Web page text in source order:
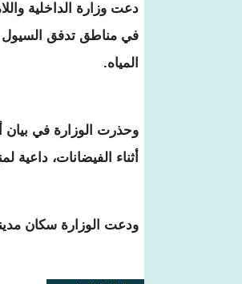
دعت وزارة الداخلية
في مناطق تدفق السيول
المياه.
وحذرت الوزارة في بيان
أثناء الفيضانات،
ودعت الوزارة سكان